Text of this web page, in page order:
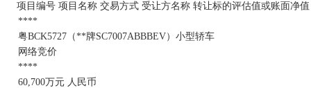
项目编号 项目名称 交易方式 受让方名称 转让标的评估值或账面净
****
粤BCK5727（**牌SC7007ABBBEV）小型轿车
网络竞价
****
60,700万元 人民币